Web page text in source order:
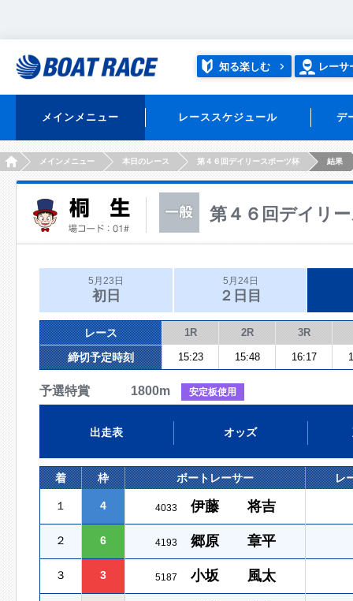
知る楽しむ レーサ
メインメニュー レーススケジュール デ
HOMEメインメニュー 本日のレース 第４６回デイリースポーツ杯 結果
第４６回デイリ
5月23日
初日
5月24日
２日目
レース 1R 2R 3R
締切予定時刻 15:23 15:48 16:17
予選特賞 1800m 安定板使用
出走表 オッズ
着 枠 ボートレーサー レ
１ 4 4033 伊藤 将吉
２ 6 4193 郷原 章平
３ 3 5187 小坂 風太